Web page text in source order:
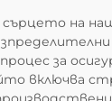
на
за
включва